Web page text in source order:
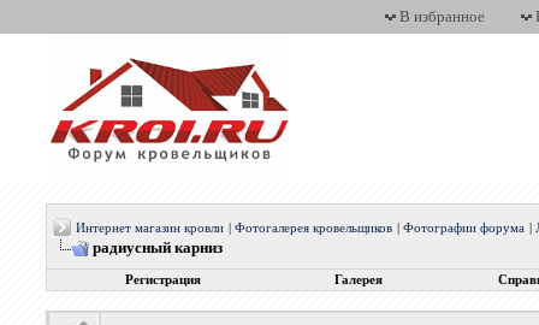
В избранное
Интернет магазин кровли |Фотогалерея кровельщиков |Фотографии форума |
радиусный карниз
Регистрация Галерея